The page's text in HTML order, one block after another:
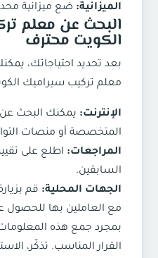
الميزانية: ضع ميزانية
البحث عن معلم
الكويت محترف
بعد تحديد احتياجاتك،
معلم تركيب سيراميك
الإنترنت: يمكنك البحث عن
المتخصصة أو منصات
المراجعات: اطلع على
السابقين.
الجهات المحلية: قم
مع العاملين بها للحصول
بمجرد جمع هذه
القرار المناسب. تذكّر،